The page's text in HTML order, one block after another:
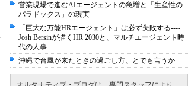
営業現場で進むAIエージェントの急増と「生産性の
パラドックス」の現実
「巨大な万能HRエージェント」は必ず失敗する----
Josh Bersinが描くHR 2030と、マルチエージェント時
代の人事
沖縄で台風が来たときの過ごし方、とでも言うか